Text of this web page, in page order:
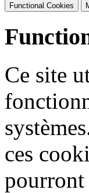
Functional Cookies
Ce site
ces
pourront